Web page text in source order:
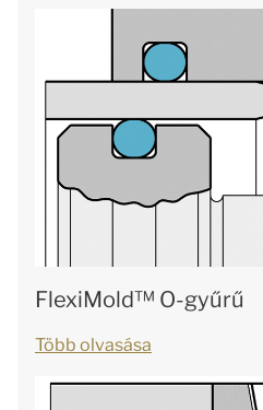
FlexiMold™ O-gyűrű
Több olvasása